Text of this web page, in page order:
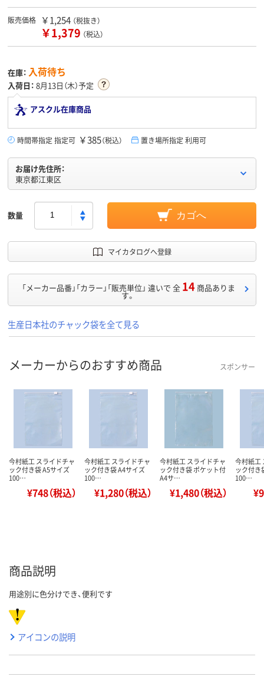
販売価格 ￥1,254 （税抜き）
￥1,379 （税込）
在庫： 入荷待ち
入荷日： 8月13日（木）予定
アスクル在庫商品
時間帯指定 指定可 ￥385（税込） 置き場所指定 利用可
お届け先住所：
東京都江東区
数量 カゴへ
マイカタログへ登録
「メーカー品番」「カラー」「販売単位」 違いで 全 14 商品ありま
す。
生産日本社のチャック袋を全て見る
メーカーからのおすすめ商品 スポンサー
今村紙工 スライドチャ
ック付き袋 A5サイズ
100…
¥748（税込）
今村紙工 スライドチャ
ック付き袋 A4サイズ
100…
¥1,280（税込）
今村紙工 スライドチャ
ック付き袋 ポケット付
A4サ…
¥1,480（税込）
今村紙工
ック付き
100…
商品説明
用途別に色分けでき、便利です
アイコンの説明